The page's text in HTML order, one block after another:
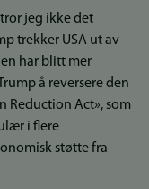
jeg ikke det
trekker USA ut av
har blitt mer
å reversere den
Reduction Act», som
i flere
støtte fra